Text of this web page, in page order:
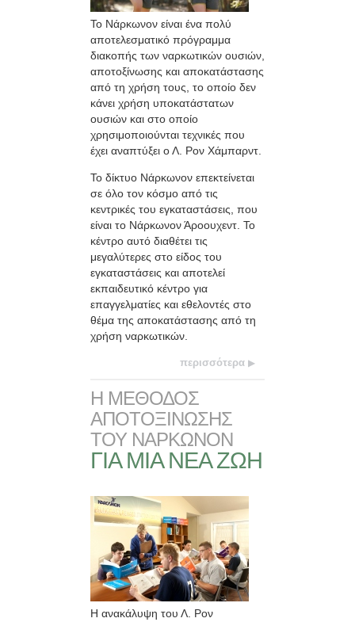
Το Νάρκωνον είναι ένα πολύ
αποτελεσματικό πρόγραμμα
διακοπής των ναρκωτικών ουσιών,
αποτοξίνωσης και αποκατάστασης
από τη χρήση τους, το οποίο δεν
κάνει χρήση υποκατάστατων
ουσιών και στο οποίο
χρησιμοποιούνται τεχνικές που
έχει αναπτύξει ο Λ. Ρον Χάμπαρντ.
Το δίκτυο Νάρκωνον επεκτείνεται
σε όλο τον κόσμο από τις
κεντρικές του εγκαταστάσεις, που
είναι το Νάρκωνον Άροουχεντ. Το
κέντρο αυτό διαθέτει τις
μεγαλύτερες στο είδος του
εγκαταστάσεις και αποτελεί
εκπαιδευτικό κέντρο για
επαγγελματίες και εθελοντές στο
θέμα της αποκατάστασης από τη
χρήση ναρκωτικών.
περισσότερα
Η ΜΕΘΟΔΟΣ
ΑΠΟΤΟΞΙΝΩΣΗΣ
ΤΟΥ ΝΑΡΚΩΝΟΝ
ΓΙΑ ΜΙΑ ΝΕΑ ΖΩΗ
Η ανακάλυψη του Λ. Ρον